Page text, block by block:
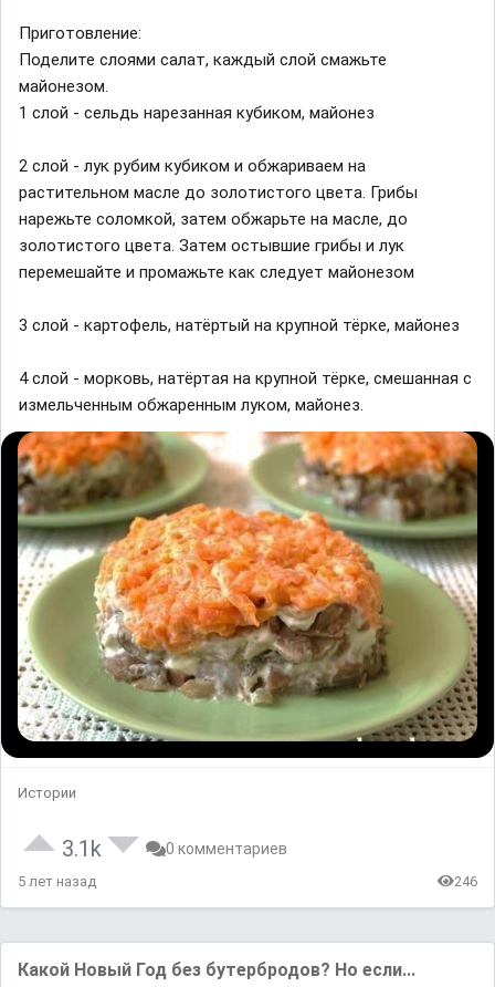
Приготовление:
Поделите слоями салат, каждый слой смажьте
майонезом.
1 слой - сельдь нарезанная кубиком, майонез
2 слой - лук рубим кубиком и обжариваем на
растительном масле до золотистого цвета. Грибы
нарежьте соломкой, затем обжарьте на масле, до
золотистого цвета. Затем остывшие грибы и лук
перемешайте и промажьте как следует майонезом
3 слой - картофель, натёртый на крупной тёрке, майонез
4 слой - морковь, натёртая на крупной тёрке, смешанная с
измельченным обжаренным луком, майонез.
Истории
3.1k 0 комментариев
5 лет назад 246
Какой Новый Год без бутербродов? Но если...